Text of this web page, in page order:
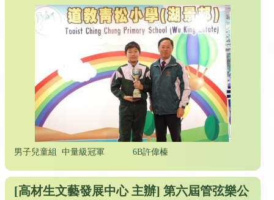
男子兒童組 中量級冠軍 6B許偉榛
[高材生文藝發展中心 主辦] 第六屆管弦樂公